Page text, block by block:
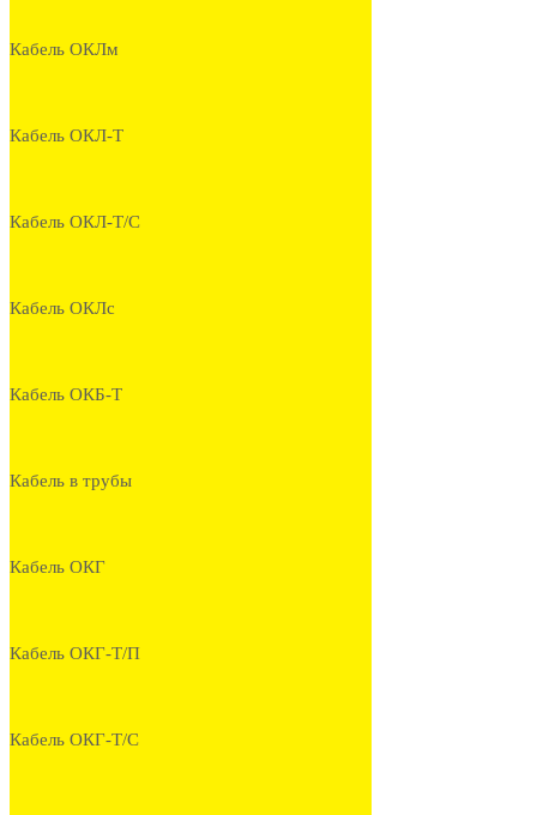
Кабель ОКЛм
Кабель ОКЛ-Т
Кабель ОКЛ-Т/С
Кабель ОКЛс
Кабель ОКБ-Т
Кабель в трубы
Кабель ОКГ
Кабель ОКГ-Т/П
Кабель ОКГ-Т/С